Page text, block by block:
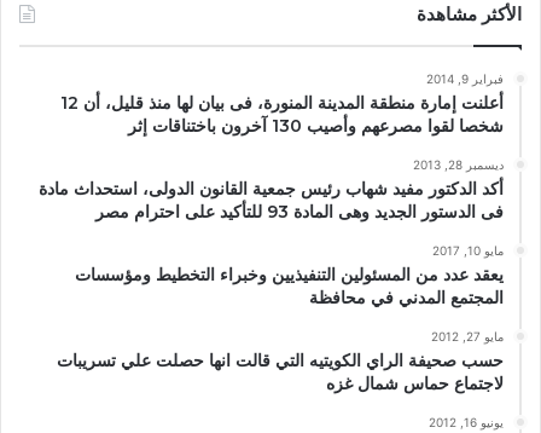
الأكثر مشاهدة
فبراير 9, 2014
أعلنت إمارة منطقة المدينة المنورة، فى بيان لها منذ قليل، أن 12
شخصا لقوا مصرعهم وأصيب 130 آخرون باختناقات إثر
ديسمبر 28, 2013
أكد الدكتور مفيد شهاب رئيس جمعية القانون الدولى، استحداث مادة
فى الدستور الجديد وهى المادة 93 للتأكيد على احترام مصر
مايو 10, 2017
يعقد عدد من المسئولين التنفيذيين وخبراء التخطيط ومؤسسات
المجتمع المدني في محافظة
مايو 27, 2012
حسب صحيفة الراي الكويتيه التي قالت انها حصلت علي تسريبات
لاجتماع حماس شمال غزه
يونيو 16, 2012